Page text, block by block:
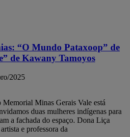
“O Mundo Pataxoop” de
de Kawany Tamoyos
2025
Minas Gerais Vale está
duas mulheres indígenas para
a fachada do espaço. Dona Liça
e professora da